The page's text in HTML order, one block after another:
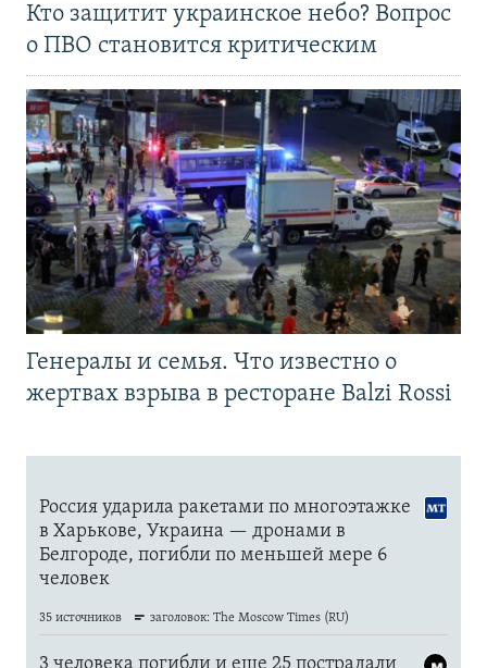
Кто защитит украинское небо? Вопрос
о ПВО становится критическим
Генералы и семья. Что известно о
жертвах взрыва в ресторане Balzi Rossi